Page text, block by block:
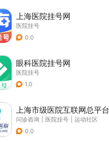
上海医院挂号网
医院挂号
0.0
眼科医院挂号网
医院挂号
1.0
上海市级医院互联网总平台
问诊咨询 医院挂号
运动社区
0.0